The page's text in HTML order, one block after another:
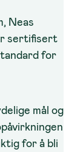
Neas
sertifisert
for
mål og
for å bli